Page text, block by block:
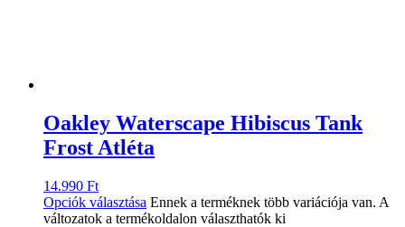
Oakley Waterscape Hibiscus Tank
Frost Atléta
14.990 Ft
Opciók választása Ennek a terméknek több variációja van. A
változatok a termékoldalon választhatók ki